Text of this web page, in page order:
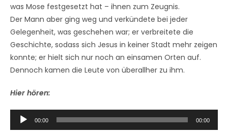
was Mose festgesetzt hat – ihnen zum Zeugnis.
Der Mann aber ging weg und verkündete bei jeder
Gelegenheit, was geschehen war; er verbreitete die
Geschichte, sodass sich Jesus in keiner Stadt mehr zeigen
konnte; er hielt sich nur noch an einsamen Orten auf.
Dennoch kamen die Leute von überallher zu ihm.
Hier hören:
Odtwarzacz
plików
00:00 00:00